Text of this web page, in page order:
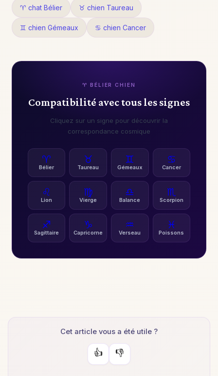
♈ chat Bélier ♉ chien Taureau
♊ chien Gémeaux ♋ chien Cancer
♈ BÉLIER CHIEN
Compatibilité avec tous les signes
Cliquez sur un signe pour découvrir la
correspondance cosmique
♈
Bélier
♉
Taureau
♊
Gémeaux
♋
Cancer
♌
Lion
♍
Vierge
♎
Balance
♏
Scorpion
♐
Sagittaire
♑
Capricorne
♒
Verseau
♓
Poissons
Cet article vous a été utile ?
👍 👎